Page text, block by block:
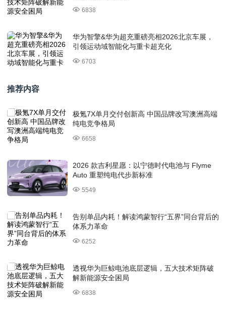
6838
华为智擎&华为超充重磅亮相2026北京车展，
引领运动域智能化与重卡超充化
6703
推荐内容
极氪7X单月交付创新高 中国品牌改写澳洲高端
纯电竞争格局
6658
2026 款吉利星愿：以宁德时代电池与 Flyme
Auto 重塑纯电代步新标准
5549
告别单品内耗！解读鸿蒙智行“五界”同台背后的
体系力革命
6252
透视华为巨鲸电池底层逻辑，五大技术矩阵破
解新能源安全困局
6838